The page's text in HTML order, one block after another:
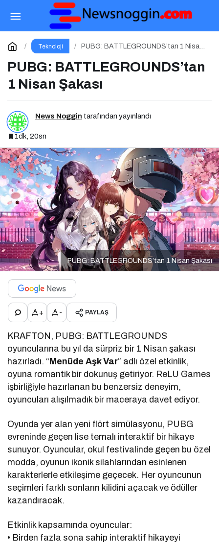
Teknoloji
PUBG: BATTLEGROUNDS’tan 1 Nisan
PUBG: BATTLEGROUNDS’tan
1 Nisan Şakası
News Noggin tarafından yayınlandı
1dk, 20sn
PUBG: BATTLEGROUNDS’tan 1 Nisan Şakası
+ - PAYLAŞ
KRAFTON, PUBG: BATTLEGROUNDS
oyuncularına bu yıl da sürpriz bir 1 Nisan şakası
hazırladı. “ Menüde Aşk Var” adlı özel etkinlik,
oyuna romantik bir dokunuş getiriyor. ReLU Games
işbirliğiyle hazırlanan bu benzersiz deneyim,
oyuncuları alışılmadık bir maceraya davet ediyor.
Oyunda yer alan yeni flört simülasyonu, PUBG
evreninde geçen lise temalı interaktif bir hikaye
sunuyor. Oyuncular, okul festivalinde geçen bu özel
modda, oyunun ikonik silahlarından esinlenen
karakterlerle etkileşime geçecek. Her oyuncunun
seçimleri farklı sonların kilidini açacak ve ödüller
kazandıracak.
Etkinlik kapsamında oyuncular:
• Birden fazla sona sahip interaktif hikayeyi
Dijital Medya Okuryazarlığı: Bilgiye Erişimde
Sorumluluk ve Farkındalık
Yorum Yap